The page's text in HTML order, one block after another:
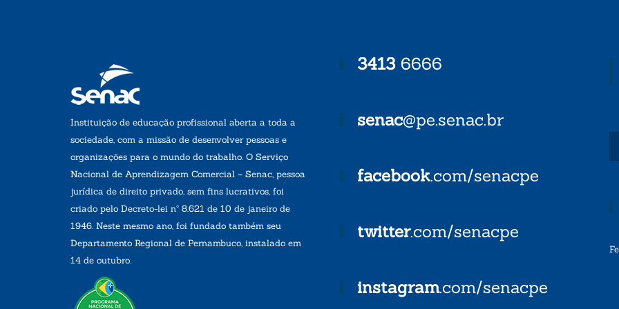
Instituição de educação profissional aberta a toda a
sociedade, com a missão de desenvolver pessoas e
organizações para o mundo do trabalho. O Serviço
Nacional de Aprendizagem Comercial – Senac, pessoa
jurídica de direito privado, sem fins lucrativos, foi
criado pelo Decreto-lei nº 8.621 de 10 de janeiro de
1946. Neste mesmo ano, foi fundado também seu
Departamento Regional de Pernambuco, instalado em
14 de outubro.
34136666
senac@pe.senac.br
facebook.com/senacpe
twitter.com/senacpe
instagram.com/senacpe